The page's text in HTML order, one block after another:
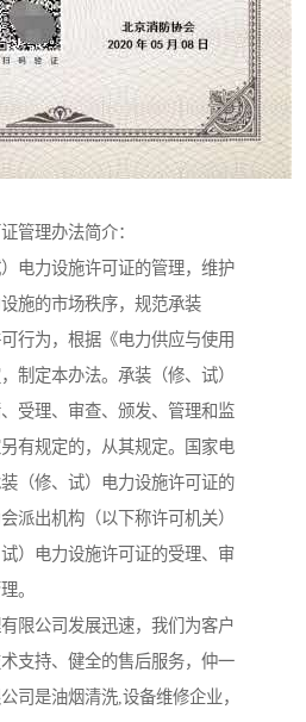
管理办法简介：
电力设施许可证的管理，维护
施的市场秩序，规范承装
行为，根据《电力供应与使用
制定本办法。承装（修、试）
受理、审查、颁发、管理和监
有规定的，从其规定。国家电
（修、试）电力设施许可证的
派出机构（以下称许可机关）
）电力设施许可证的受理、审
。
限公司发展迅速，我们为客户
支持、健全的售后服务，仲一
司是油烟清洗,设备维修企业，